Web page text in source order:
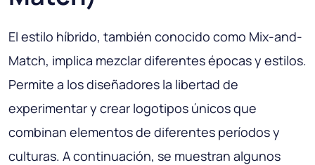
El estilo híbrido, también conocido como Mix-and-
Match, implica mezclar diferentes épocas y estilos.
Permite a los diseñadores la libertad de
experimentar y crear logotipos únicos que
combinan elementos de diferentes períodos y
culturas. A continuación, se muestran algunos